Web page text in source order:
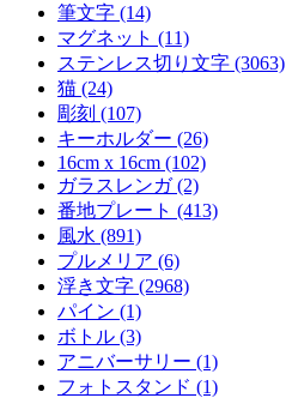
筆文字 (14)
マグネット (11)
ステンレス切り文字 (3063)
猫 (24)
彫刻 (107)
キーホルダー (26)
16cm x 16cm (102)
ガラスレンガ (2)
番地プレート (413)
風水 (891)
プルメリア (6)
浮き文字 (2968)
パイン (1)
ボトル (3)
アニバーサリー (1)
フォトスタンド (1)